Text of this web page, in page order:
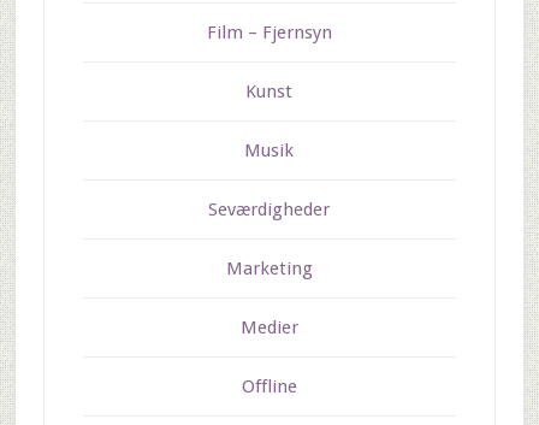
Film – Fjernsyn
Kunst
Musik
Seværdigheder
Marketing
Medier
Offline